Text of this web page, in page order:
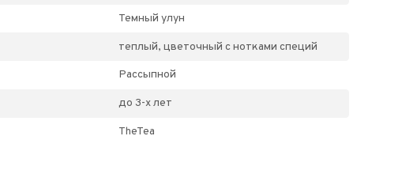
Темный улун
теплый, цветочный с нотками специй
Рассыпной
до 3-х лет
TheTea